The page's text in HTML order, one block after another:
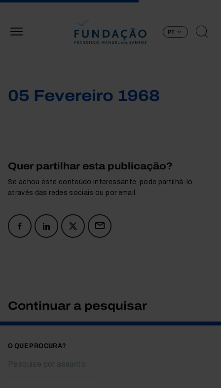
PT
05 Fevereiro 1968
Quer partilhar esta publicação?
Se achou este conteúdo interessante, pode partilhá-lo
através das redes sociais ou por email.
Continuar a pesquisar
O QUE PROCURA?